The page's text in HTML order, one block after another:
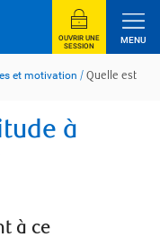
OUVRIR UNE
SESSION
MENU
et motivation / Quelle est
à
à ce